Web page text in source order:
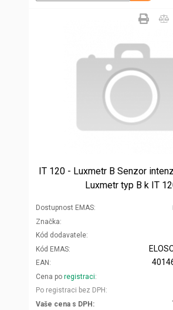
IT 120 - Luxmetr B Senzor
Luxmetr typ B k IT
Dostupnost EMAS
Značka
Kód dodavatele
Kód EMAS
EAN
Cena po registraci
Po registraci bez DPH
Vaše cena s DPH